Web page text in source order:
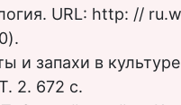
URL: http: //
и запахи в
2. 672 с.